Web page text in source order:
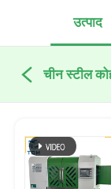
उत्पाद
चीन स्टील